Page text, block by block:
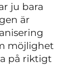
ju bara
är
möjlighet
på riktigt